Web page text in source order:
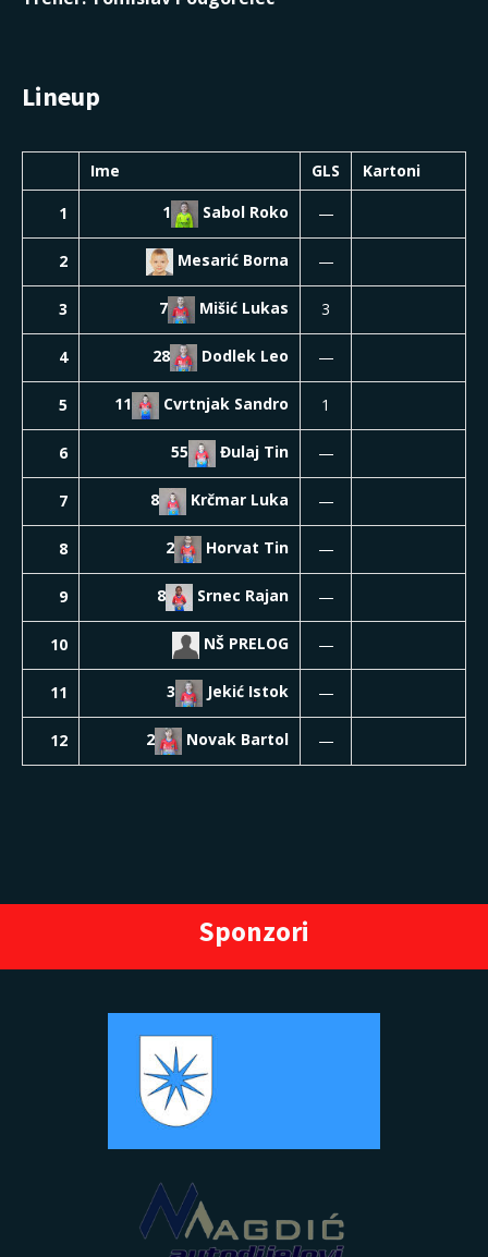
Lineup
Ime GLS Kartoni
1 1 Sabol Roko —
2 Mesarić Borna —
3 7 Mišić Lukas 3
4 28 Dodlek Leo —
5 11 Cvrtnjak Sandro 1
6 55 Đulaj Tin —
7 8 Krčmar Luka —
8 2 Horvat Tin —
9 8 Srnec Rajan —
10 NŠ PRELOG —
11 3 Jekić Istok —
12 2 Novak Bartol —
Sponzori